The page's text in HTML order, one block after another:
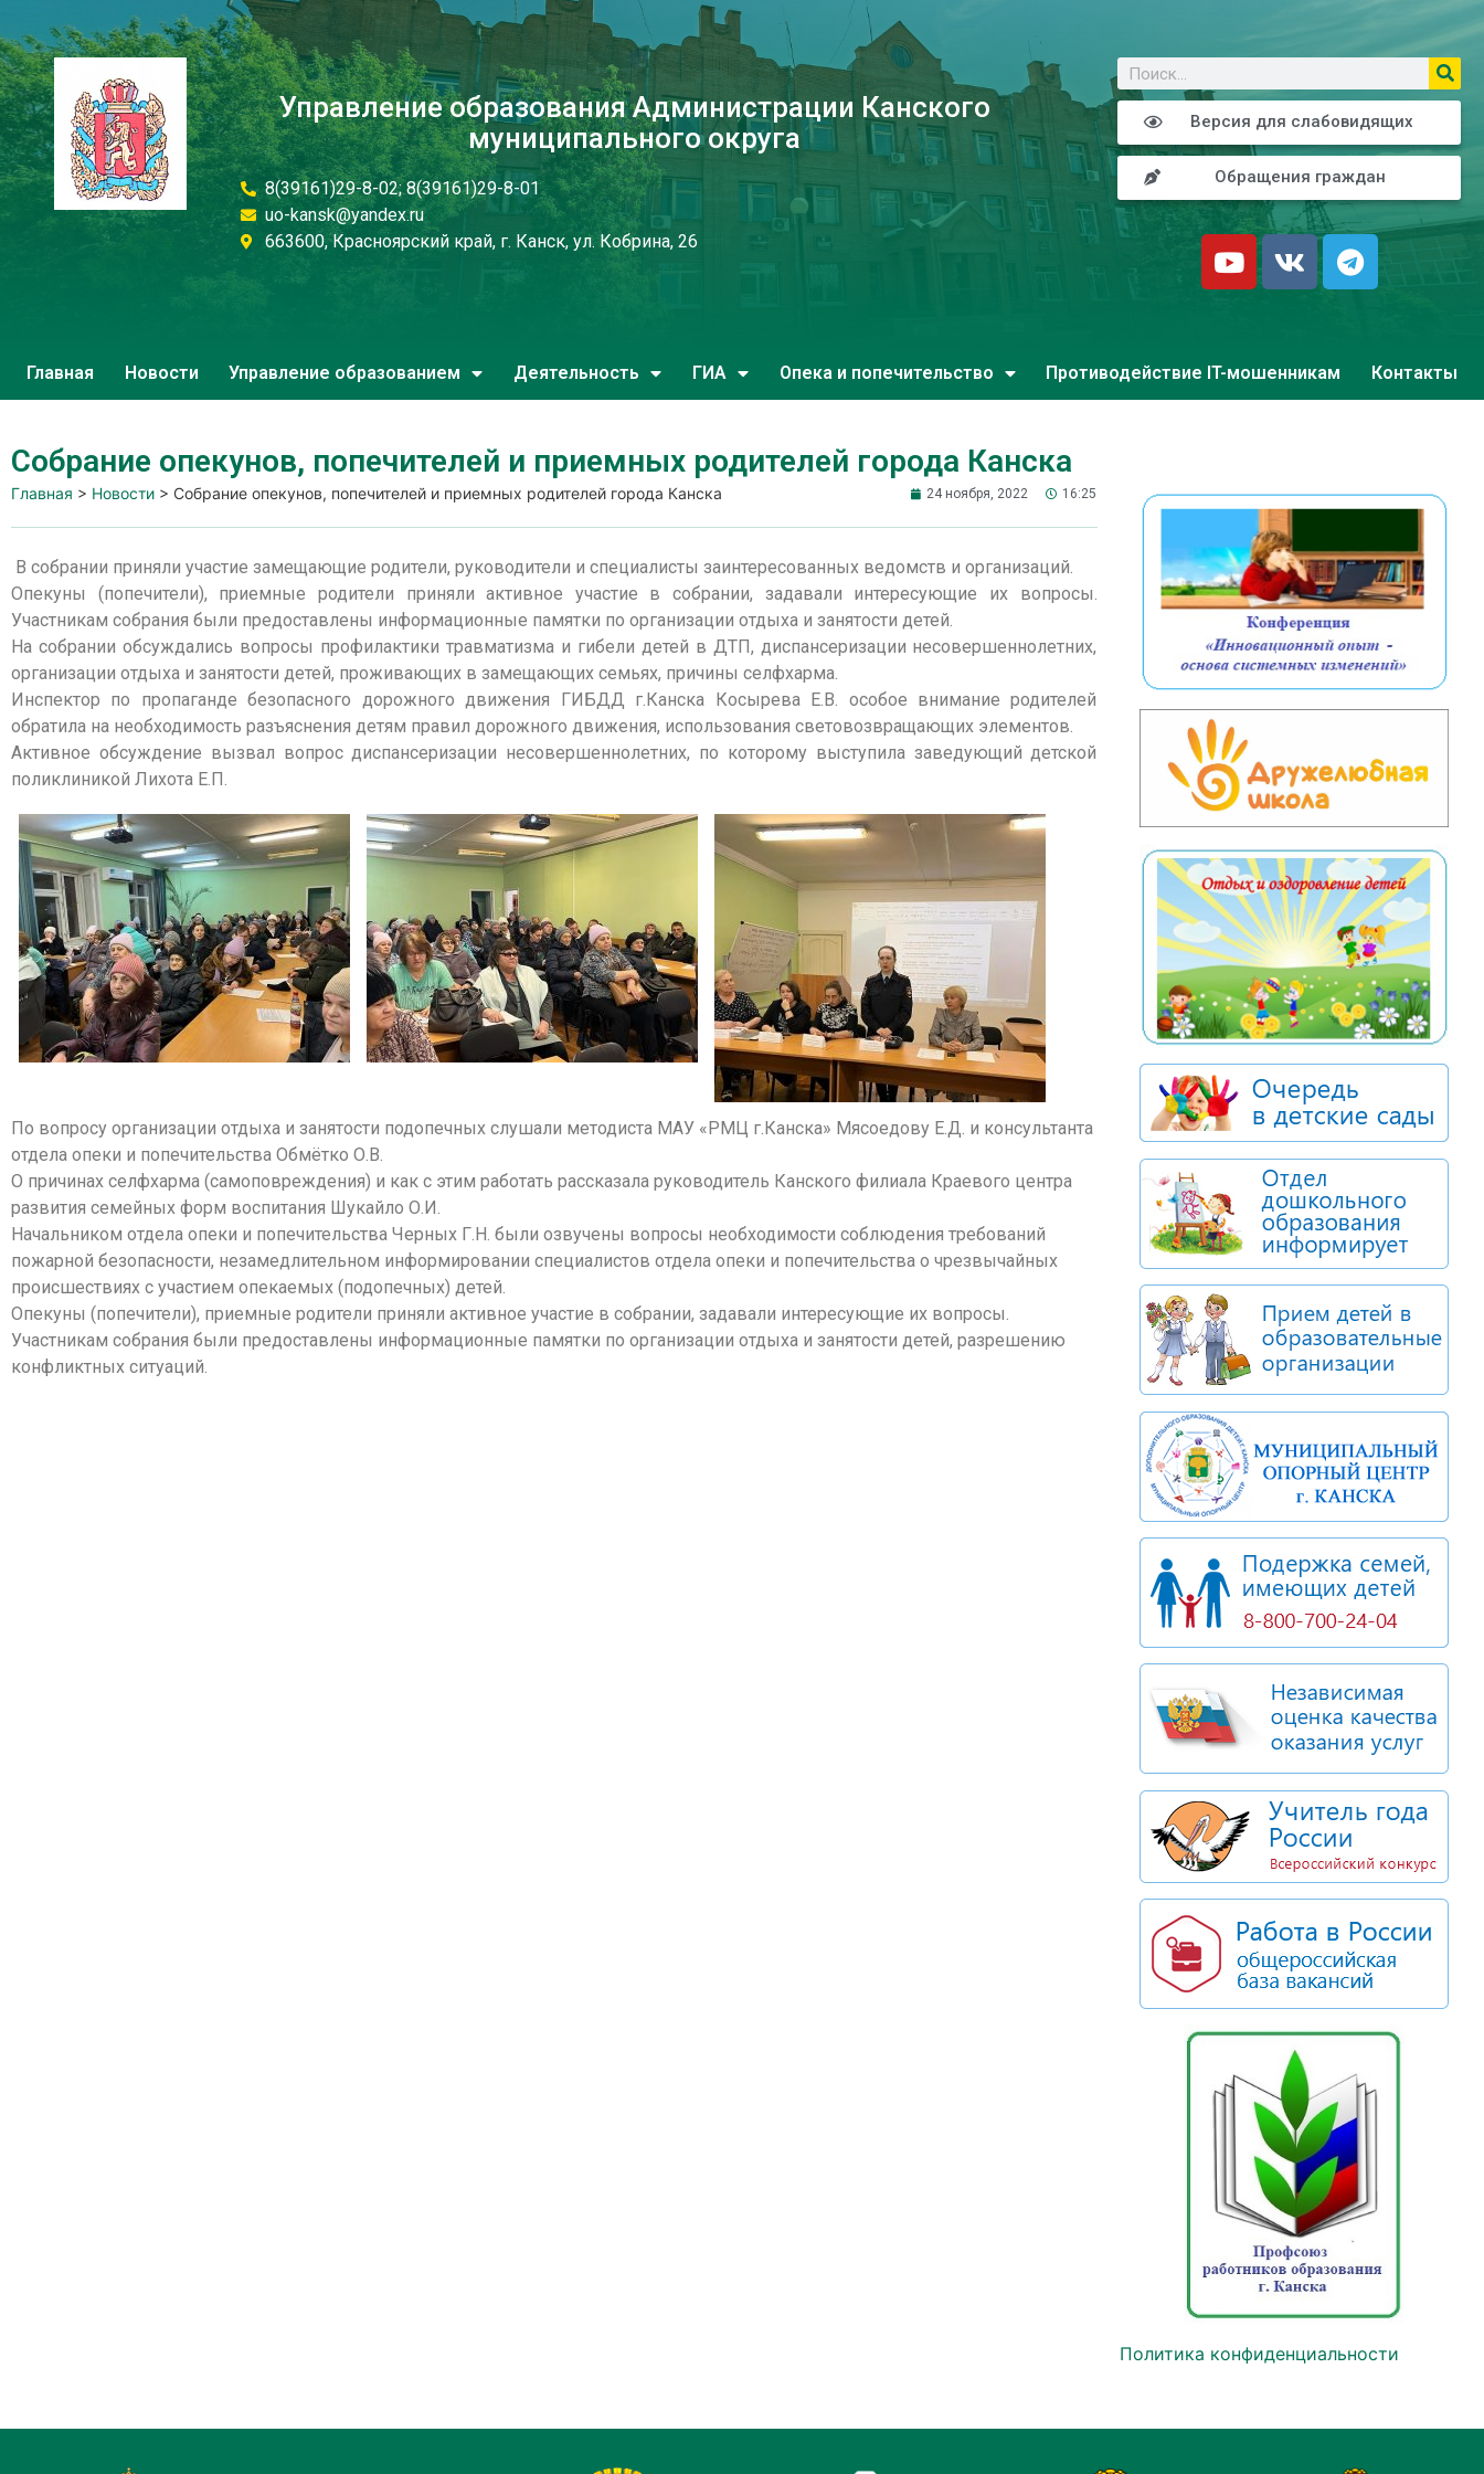
Управление образования Администрации Канского
муниципального округа
8(39161)29-8-02; 8(39161)29-8-01
uo-kansk@yandex.ru
663600, Красноярский край, г. Канск, ул. Кобрина, 26
Версия для слабовидящих
Обращения граждан
Главная Новости Управление образованием Деятельность ГИА Опека и попечительство Противодействие IT-мошенникам Контакты
Собрание опекунов, попечителей и приемных родителей города Канска
Главная > Новости > Собрание опекунов, попечителей и приемных родителей города Канска 24 ноября, 2022 16:25
В собрании приняли участие замещающие родители, руководители и специалисты заинтересованных ведомств и организаций.
Опекуны (попечители), приемные родители приняли активное участие в собрании, задавали интересующие их вопросы.
Участникам собрания были предоставлены информационные памятки по организации отдыха и занятости детей.
На собрании обсуждались вопросы профилактики травматизма и гибели детей в ДТП, диспансеризации несовершеннолетних,
организации отдыха и занятости детей, проживающих в замещающих семьях, причины селфхарма.
Инспектор по пропаганде безопасного дорожного движения ГИБДД г.Канска Косырева Е.В. особое внимание родителей
обратила на необходимость разъяснения детям правил дорожного движения, использования световозвращающих элементов.
Активное обсуждение вызвал вопрос диспансеризации несовершеннолетних, по которому выступила заведующий детской
поликлиникой Лихота Е.П.
По вопросу организации отдыха и занятости подопечных слушали методиста МАУ «РМЦ г.Канска» Мясоедову Е.Д. и консультанта
отдела опеки и попечительства Обмётко О.В.
О причинах селфхарма (самоповреждения) и как с этим работать рассказала руководитель Канского филиала Краевого центра
развития семейных форм воспитания Шукайло О.И.
Начальником отдела опеки и попечительства Черных Г.Н. были озвучены вопросы необходимости соблюдения требований
пожарной безопасности, незамедлительном информировании специалистов отдела опеки и попечительства о чрезвычайных
происшествиях с участием опекаемых (подопечных) детей.
Опекуны (попечители), приемные родители приняли активное участие в собрании, задавали интересующие их вопросы.
Участникам собрания были предоставлены информационные памятки по организации отдыха и занятости детей, разрешению
конфликтных ситуаций.
Политика конфиденциальности